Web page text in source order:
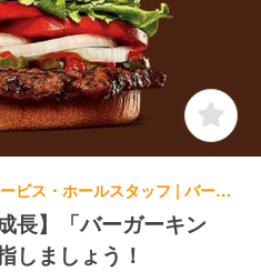
ファストフード | レストランサービス・ホールスタッフ | バーガーキング 新宿小滝橋店
長】「バーガーキン
しましょう！